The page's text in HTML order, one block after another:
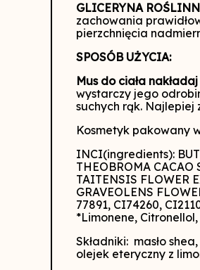
GLICERYNA
zachowania
pierzchnięcia
SPOSÓB UŻYCIA:
Mus do ciała
wystarczy jego
suchych rąk.
Kosmetyk pakowany
INCI(ingredients):
THEOBROMA CACAO
TAITENSIS FLOWER
GRAVEOLENS
77891, CI74260,
*Limonene,
Składniki: masło
olejek eteryczny z